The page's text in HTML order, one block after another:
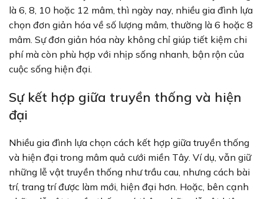
là 6, 8, 10 hoặc 12 mâm, thì ngày nay, nhiều gia đình lựa
chọn đơn giản hóa về số lượng mâm, thường là 6 hoặc 8
mâm. Sự đơn giản hóa này không chỉ giúp tiết kiệm chi
phí mà còn phù hợp với nhịp sống nhanh, bận rộn của
cuộc sống hiện đại.
Sự kết hợp giữa truyền thống và hiện
đại
Nhiều gia đình lựa chọn cách kết hợp giữa truyền thống
và hiện đại trong mâm quả cưới miền Tây. Ví dụ, vẫn giữ
những lễ vật truyền thống như trầu cau, nhưng cách bài
trí, trang trí được làm mới, hiện đại hơn. Hoặc, bên cạnh